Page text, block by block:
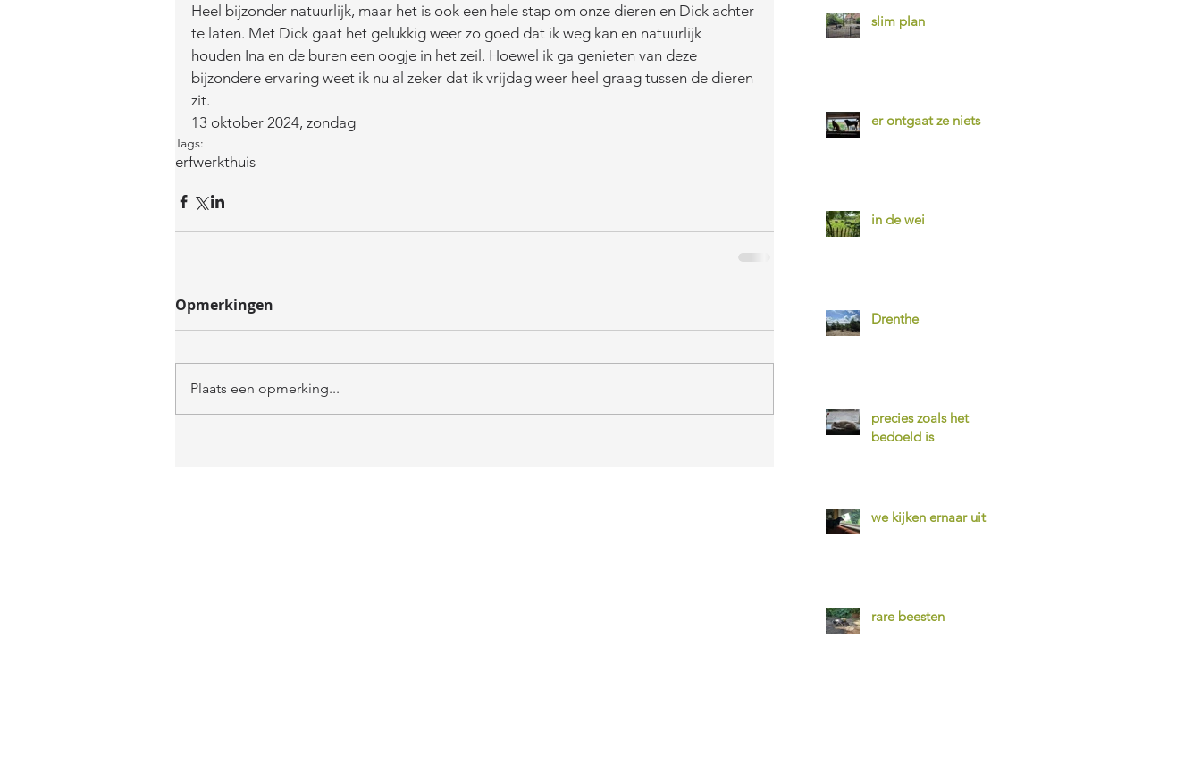
Heel bijzonder natuurlijk, maar het is ook een hele stap om onze dieren en Dick achter
te laten. Met Dick gaat het gelukkig weer zo goed dat ik weg kan en natuurlijk
houden Ina en de buren een oogje in het zeil. Hoewel ik ga genieten van deze
bijzondere ervaring weet ik nu al zeker dat ik vrijdag weer heel graag tussen de dieren
zit.
13 oktober 2024, zondag
Tags:
erfwerkthuis
Opmerkingen
Plaats een opmerking...
slim plan
er ontgaat ze niets
in de wei
Drenthe
precies zoals het
bedoeld is
we kijken ernaar uit
rare beesten